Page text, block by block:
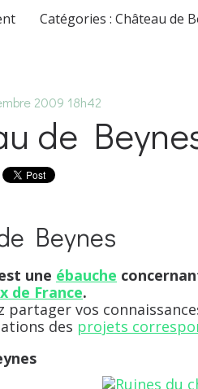
Catégories :Château de
2009 18h42
de
Beynes
une ébauche
de France.
partager vos
des projets